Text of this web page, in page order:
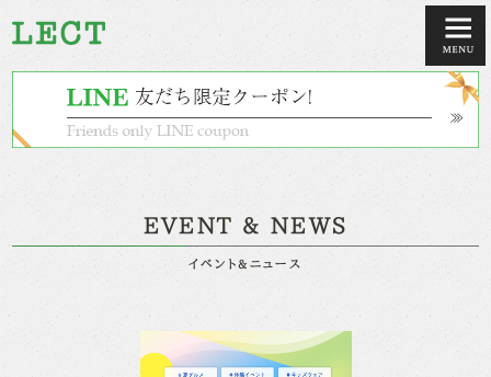
EVENT & NEWS
イベント&ニュース